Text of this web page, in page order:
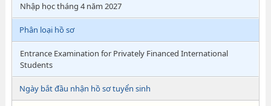
Nhập học tháng 4 năm 2027
Phân loại hồ sơ
Entrance Examination for Privately Financed International
Students
Ngày bắt đầu nhận hồ sơ tuyển sinh